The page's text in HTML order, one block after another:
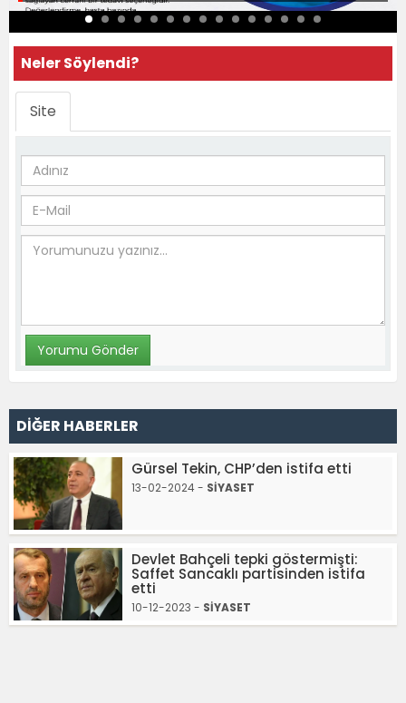
Neler Söylendi?
Site
DİĞER HABERLER
Gürsel Tekin, CHP’den istifa etti
13-02-2024 - SİYASET
Devlet Bahçeli tepki göstermişti:
Saffet Sancaklı partisinden istifa
etti
10-12-2023 - SİYASET